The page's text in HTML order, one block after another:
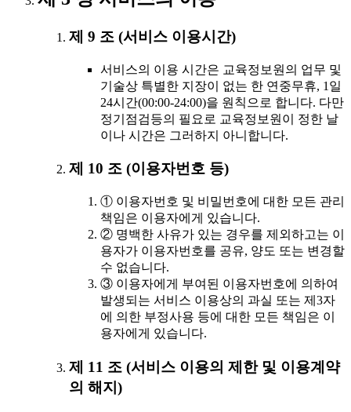
제 9 조 (서비스 이용시간)
서비스의 이용 시간은 교육정보원의 업무 및
기술상 특별한 지장이 없는 한 연중무휴, 1일
24시간(00:00-24:00)을 원칙으로 합니다. 다만
정기점검등의 필요로 교육정보원이 정한 날
이나 시간은 그러하지 아니합니다.
제 10 조 (이용자번호 등)
① 이용자번호 및 비밀번호에 대한 모든 관리
책임은 이용자에게 있습니다.
② 명백한 사유가 있는 경우를 제외하고는 이
용자가 이용자번호를 공유, 양도 또는 변경할
수 없습니다.
③ 이용자에게 부여된 이용자번호에 의하여
발생되는 서비스 이용상의 과실 또는 제3자
에 의한 부정사용 등에 대한 모든 책임은 이
용자에게 있습니다.
제 11 조 (서비스 이용의 제한 및 이용계약
의 해지)